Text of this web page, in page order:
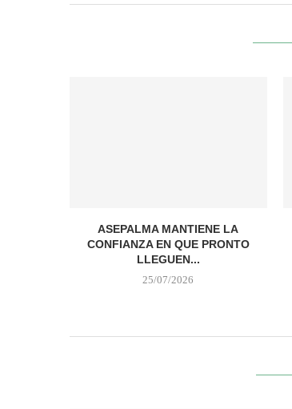
ASEPALMA MANTIENE LA
CONFIANZA EN QUE PRONTO
LLEGUEN...
25/07/2026